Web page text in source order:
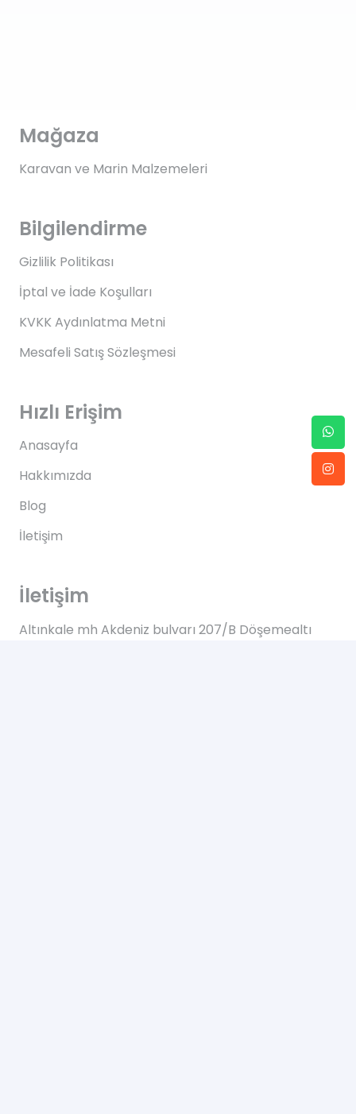
Mağaza
Karavan ve Marin Malzemeleri
Bilgilendirme
Gizlilik Politikası
İptal ve İade Koşulları
KVKK Aydınlatma Metni
Mesafeli Satış Sözleşmesi
Hızlı Erişim
Anasayfa
Hakkımızda
Blog
İletişim
İletişim
Altınkale mh Akdeniz bulvarı 207/B Döşemealtı